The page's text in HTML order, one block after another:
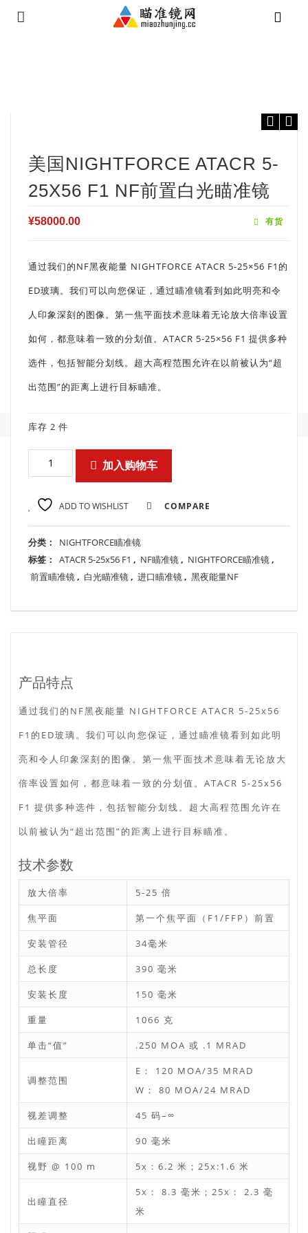
美国NIGHTFORCE ATACR 5-
25X56 F1 NF前置白光瞄准镜
¥58000.00 有货
通过我们的NF黑夜能量 NIGHTFORCE ATACR 5-25×56 F1的
ED玻璃。我们可以向您保证，通过瞄准镜看到如此明亮和令
人印象深刻的图像。第一焦平面技术意味着无论放大倍率设置
如何，都意味着一致的分划值。ATACR 5-25×56 F1 提供多种
选件，包括智能分划线。超大高程范围允许在以前被认为“超
出范围”的距离上进行目标瞄准。
库存 2 件
加入购物车
ADD TO WISHLIST COMPARE
分类：
NIGHTFORCE瞄准镜
标签：
ATACR 5-25x56 F1 , NF瞄准镜, NIGHTFORCE瞄准镜,
前置瞄准镜, 白光瞄准镜, 进口瞄准镜, 黑夜能量NF
产品特点
通过我们的NF黑夜能量 NIGHTFORCE ATACR 5-25x56
F1的ED玻璃。我们可以向您保证，通过瞄准镜看到如此明
亮和令人印象深刻的图像。第一焦平面技术意味着无论放大
倍率设置如何，都意味着一致的分划值。ATACR 5-25x56
F1 提供多种选件，包括智能分划线。超大高程范围允许在
以前被认为“超出范围”的距离上进行目标瞄准。
技术参数
放大倍率 5-25 倍
焦平面 第一个焦平面（F1/FFP）前置
安装管径 34毫米
总长度 390 毫米
安装长度 150 毫米
重量 1066 克
单击“值” .250 MOA 或 .1 MRAD
调整范围
E： 120 MOA/35 MRAD
W： 80 MOA/24 MRAD
视差调整 45 码–∞
出瞳距离 90 毫米
视野 @ 100 m 5x：6.2 米；25x:1.6 米
出瞳直径
5x： 8.3 毫米；25x： 2.3 毫
米